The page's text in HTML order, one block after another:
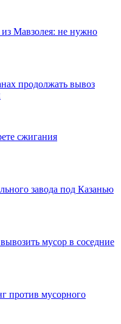
Мавзолея: не нужно
продолжать вывоз
сжигания
завода под Казанью
мусор в соседние
против мусорного